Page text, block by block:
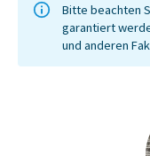
eines der
Welt gilt. Im
gigantische
die über 15
Bitte beachten
garantiert
und anderen